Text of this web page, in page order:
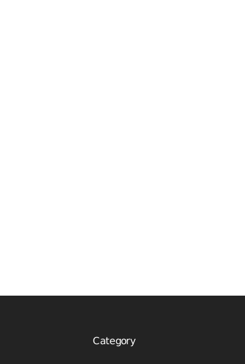
Category